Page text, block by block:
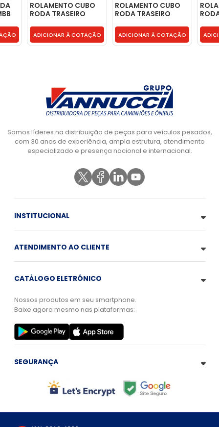
ROLAMENTO CUBO
RODA TRASEIRO
0039818605
ADICIONAR À COTAÇÃO
ROLAMENTO CUBO
RODA TRASEIRO
0039818605
ADICIONAR À COTAÇÃO
Somos líderes na distribuição de peças para veículos pesados,
com 30 anos de experiência, ampla estrutura, atendimento
especializado e presença nacional e internacional.
INSTITUCIONAL
ATENDIMENTO AO CLIENTE
CATÁLOGO ELETRÔNICO
Nossos produtos em seu smartphone.
Baixe agora mesmo nas plataformas:
SEGURANÇA